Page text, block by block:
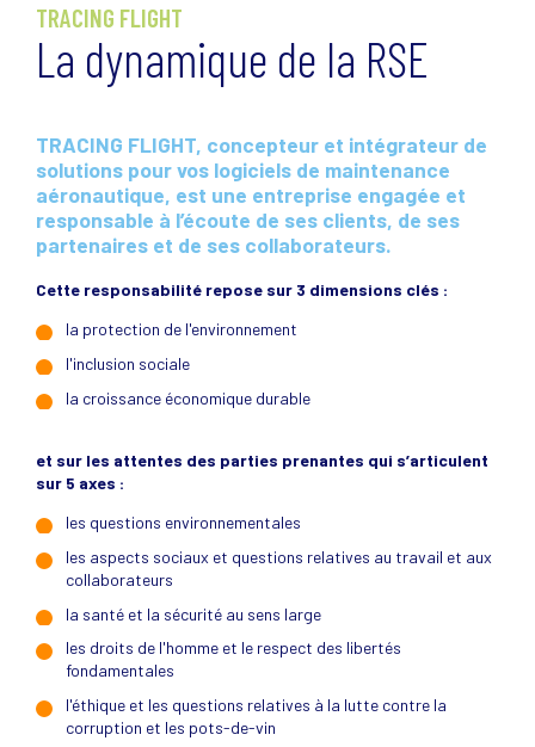
TRACING FLIGHT
La dynamique de la RSE
TRACING FLIGHT, concepteur et intégrateur de
solutions pour vos logiciels de maintenance
aéronautique, est une entreprise engagée et
responsable à l’écoute de ses clients, de ses
partenaires et de ses collaborateurs.
Cette responsabilité repose sur 3 dimensions clés :
la protection de l'environnement
l'inclusion sociale
la croissance économique durable
et sur les attentes des parties prenantes qui s’articulent
sur 5 axes :
les questions environnementales
les aspects sociaux et questions relatives au travail et aux
collaborateurs
la santé et la sécurité au sens large
les droits de l'homme et le respect des libertés
fondamentales
l'éthique et les questions relatives à la lutte contre la
corruption et les pots-de-vin